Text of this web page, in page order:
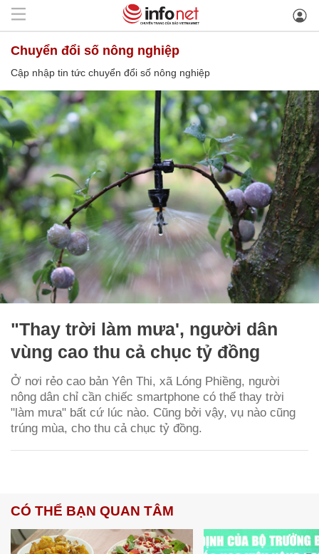
chuyển đổi số nông nghiệp
Cập nhập tin tức chuyển đổi số nông nghiệp
"Thay trời làm mưa', người dân
vùng cao thu cả chục tỷ đồng
Ở nơi rẻo cao bản Yên Thi, xã Lóng Phiềng, người
nông dân chỉ cần chiếc smartphone có thể thay trời
"làm mưa" bất cứ lúc nào. Cũng bởi vậy, vụ nào cũng
trúng mùa, cho thu cả chục tỷ đồng.
CÓ THỂ BẠN QUAN TÂM